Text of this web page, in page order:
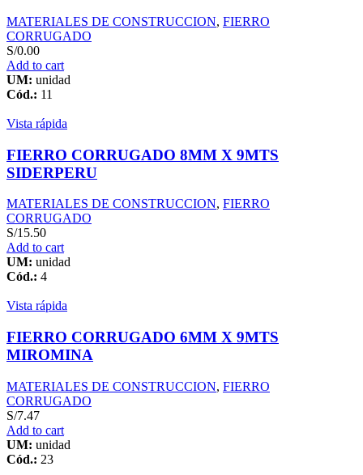
MATERIALES DE CONSTRUCCION, FIERRO
CORRUGADO
S/0.00
Add to cart
UM: unidad
Cód.: 11
Vista rápida
FIERRO CORRUGADO 8MM X 9MTS
SIDERPERU
MATERIALES DE CONSTRUCCION, FIERRO
CORRUGADO
S/15.50
Add to cart
UM: unidad
Cód.: 4
Vista rápida
FIERRO CORRUGADO 6MM X 9MTS
MIROMINA
MATERIALES DE CONSTRUCCION, FIERRO
CORRUGADO
S/7.47
Add to cart
UM: unidad
Cód.: 23